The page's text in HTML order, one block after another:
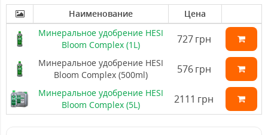
Наименование
Цена
Минеральное удобрение HESI
Bloom Complex (1L)
727 грн
Минеральное удобрение HESI
Bloom Complex (500ml)
576 грн
Минеральное удобрение HESI
Bloom Complex (5L)
2111 грн